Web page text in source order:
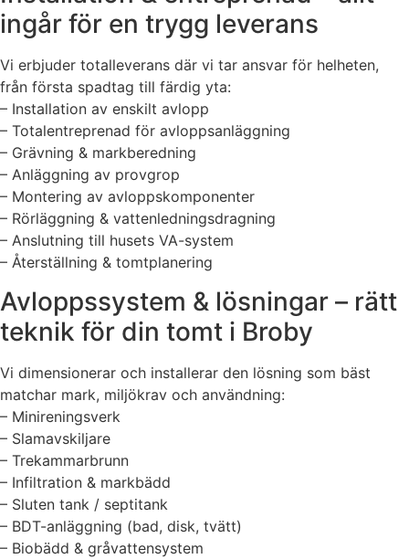
ingår för en trygg leverans
Vi erbjuder totalleverans där vi tar ansvar för helheten,
från första spadtag till färdig yta:
– Installation av enskilt avlopp
– Totalentreprenad för avloppsanläggning
– Grävning & markberedning
– Anläggning av provgrop
– Montering av avloppskomponenter
– Rörläggning & vattenledningsdragning
– Anslutning till husets VA-system
– Återställning & tomtplanering
Avloppssystem & lösningar – rätt
teknik för din tomt i Broby
Vi dimensionerar och installerar den lösning som bäst
matchar mark, miljökrav och användning:
– Minireningsverk
– Slamavskiljare
– Trekammarbrunn
– Infiltration & markbädd
– Sluten tank / septitank
– BDT-anläggning (bad, disk, tvätt)
– Biobädd & gråvattensystem